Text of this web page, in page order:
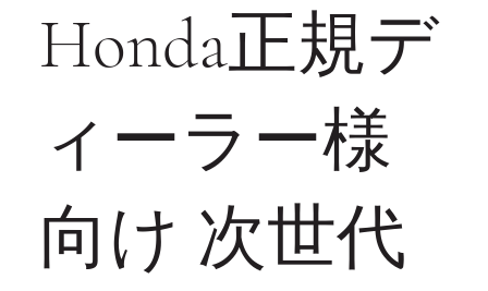
Honda正規デ
ィーラー様
向け 次世代